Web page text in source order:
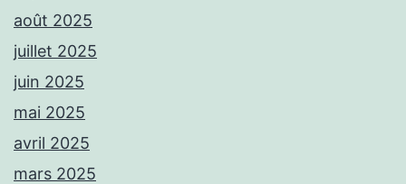
août 2025
juillet 2025
juin 2025
mai 2025
avril 2025
mars 2025